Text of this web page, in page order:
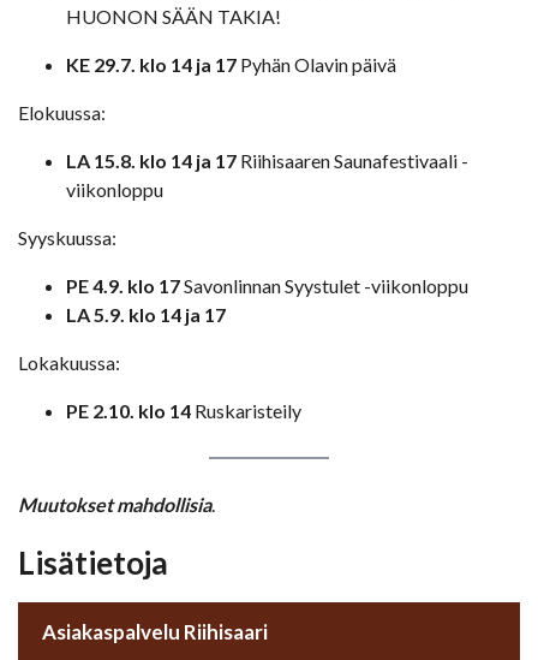
HUONON SÄÄN TAKIA!
KE 29.7. klo 14 ja 17 Pyhän Olavin päivä
Elokuussa:
LA 15.8. klo 14 ja 17 Riihisaaren Saunafestivaali -
viikonloppu
Syyskuussa:
PE 4.9. klo 17Savonlinnan Syystulet -viikonloppu
LA 5.9. klo 14 ja 17
Lokakuussa:
PE 2.10. klo 14 Ruskaristeily
Muutokset mahdollisia.
Lisätietoja
Asiakaspalvelu Riihisaari